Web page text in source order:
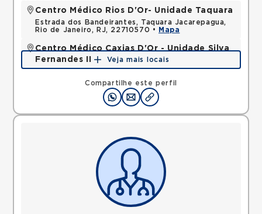
Compartilhe este perfil
Centro Médico Rios D'Or- Unidade Taquara
Estrada dos Bandeirantes, Taquara Jacarepagua,
Rio de Janeiro, RJ, 22710570 •
Mapa
Centro Médico Caxias D'Or - Unidade Silva
Fernandes II
Rua Silva Fernandes, Parque Duque, Duque de
Caxias, RJ, 25085015 •
Mapa
Veja mais locais